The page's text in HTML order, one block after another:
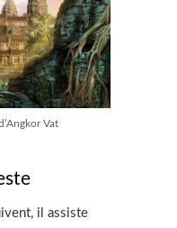
Vat
il assiste